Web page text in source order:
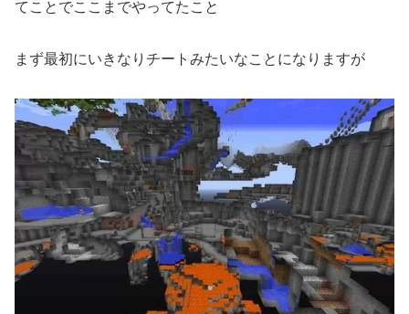
てことでここまでやってたこと
まず最初にいきなりチートみたいなことになりますが